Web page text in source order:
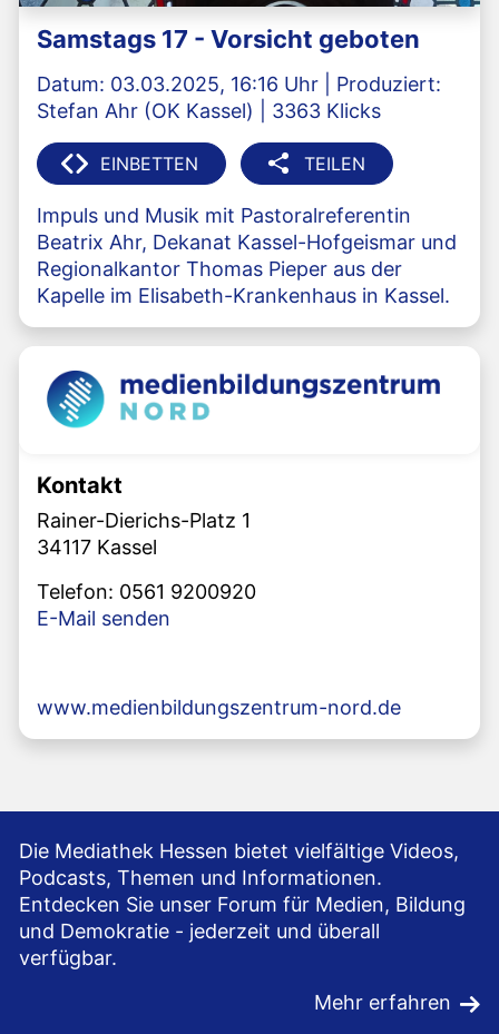
Samstags 17 - Vorsicht geboten
Datum: 03.03.2025, 16:16 Uhr | Produziert:
Stefan Ahr (OK Kassel) | 3363 Klicks
EINBETTEN TEILEN
Impuls und Musik mit Pastoralreferentin
Beatrix Ahr, Dekanat Kassel-Hofgeismar und
Regionalkantor Thomas Pieper aus der
Kapelle im Elisabeth-Krankenhaus in Kassel.
Kontakt
Rainer-Dierichs-Platz 1
34117 Kassel
Telefon: 0561 9200920
E-Mail senden
www.medienbildungszentrum-nord.de
Die Mediathek Hessen bietet vielfältige Videos,
Podcasts, Themen und Informationen.
Entdecken Sie unser Forum für Medien, Bildung
und Demokratie - jederzeit und überall
verfügbar.
Mehr erfahren